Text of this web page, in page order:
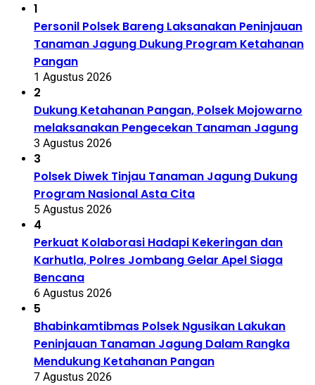
1
Personil Polsek Bareng Laksanakan Peninjauan
Tanaman Jagung Dukung Program Ketahanan
Pangan
1 Agustus 2026
2
Dukung Ketahanan Pangan, Polsek Mojowarno
melaksanakan Pengecekan Tanaman Jagung
3 Agustus 2026
3
Polsek Diwek Tinjau Tanaman Jagung Dukung
Program Nasional Asta Cita
5 Agustus 2026
4
Perkuat Kolaborasi Hadapi Kekeringan dan
Karhutla, Polres Jombang Gelar Apel Siaga
Bencana
6 Agustus 2026
5
Bhabinkamtibmas Polsek Ngusikan Lakukan
Peninjauan Tanaman Jagung Dalam Rangka
Mendukung Ketahanan Pangan
7 Agustus 2026